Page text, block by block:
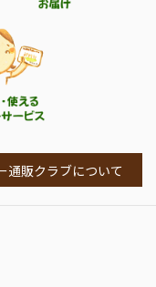
通販クラブについて